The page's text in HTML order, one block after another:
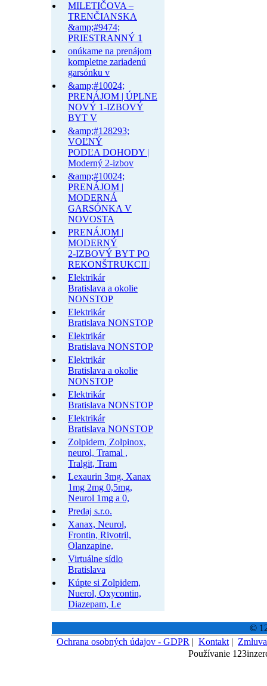
MILETIČOVA –
TRENČIANSKA
&amp;#9474;
PRIESTRANNÝ 1
onúkame na prenájom
kompletne zariadenú
garsónku v
&amp;#10024;
PRENÁJOM | ÚPLNE
NOVÝ 1-IZBOVÝ
BYT V
&amp;#128293;
VOĽNÝ
PODĽA DOHODY |
Moderný 2-izbov
&amp;#10024;
PRENÁJOM |
MODERNÁ
GARSÓNKA V
NOVOSTA
PRENÁJOM |
MODERNÝ
2-IZBOVÝ BYT PO
REKONŠTRUKCII |
Elektrikár
Bratislava a okolie
NONSTOP
Elektrikár
Bratislava NONSTOP
Elektrikár
Bratislava NONSTOP
Elektrikár
Bratislava a okolie
NONSTOP
Elektrikár
Bratislava NONSTOP
Elektrikár
Bratislava NONSTOP
Zolpidem, Zolpinox,
neurol, Tramal ,
Tralgit, Tram
Lexaurin 3mg, Xanax
1mg 2mg 0,5mg,
Neurol 1mg a 0,
Predaj s.r.o.
Xanax, Neurol,
Frontin, Rivotril,
Olanzapine,
Virtuálne sídlo
Bratislava
Kúpte si Zolpidem,
Nuerol, Oxycontin,
Diazepam, Le
©
Ochrana osobných údajov - GDPR | Kontakt | Zmluva
Používanie